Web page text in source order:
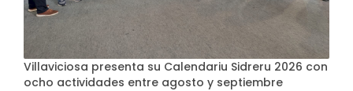
Villaviciosa presenta su Calendariu Sidreru 2026 con
ocho actividades entre agosto y septiembre